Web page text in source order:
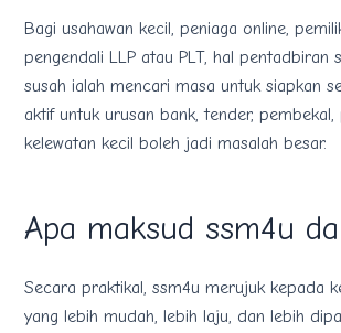
Bagi usahawan kecil, peniaga online,
pengendali LLP atau PLT, hal pentadbiran
susah ialah mencari masa untuk siapkan
aktif untuk urusan bank, tender,
kelewatan kecil boleh jadi masalah besar.
Apa maksud ssm4u
Secara praktikal, ssm4u merujuk kepada
yang lebih mudah, lebih laju, dan lebih